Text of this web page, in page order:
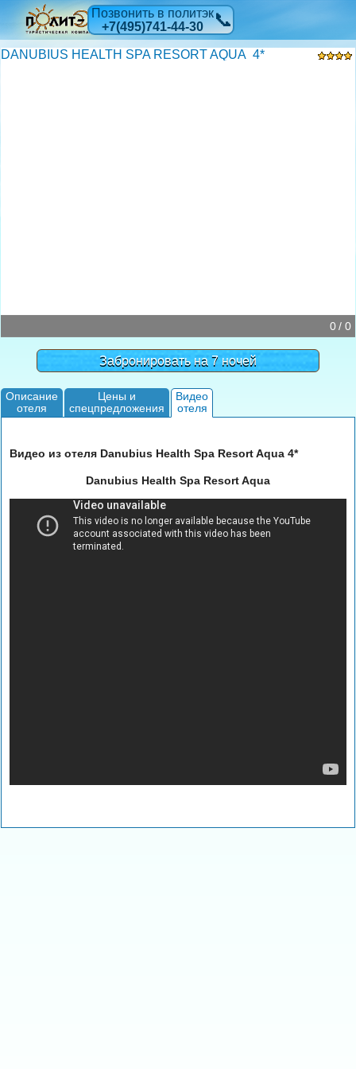
Позвонить в политэк
+7(495)741-44-30
📞
DANUBIUS HEALTH SPA RESORT AQUA 4*
0 / 0
Забронировать на 7 ночей
Описание
отеля
Цены и
спецпредложения
Видео
отеля
Видео из отеля Danubius Health Spa Resort Aqua 4*
Danubius Health Spa Resort Aqua